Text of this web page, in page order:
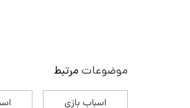
موضوعات مرتبط
اسباب بازی